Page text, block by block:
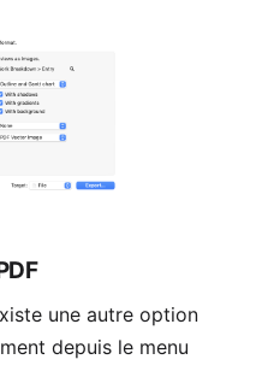
une autre option
depuis le menu